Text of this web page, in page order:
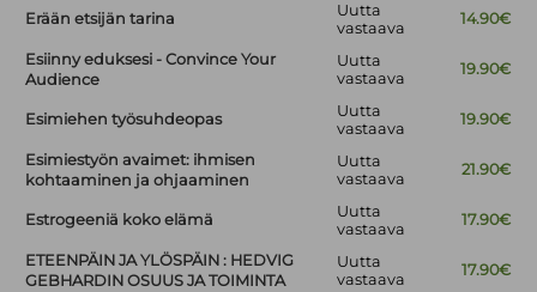
Erään etsijän tarina
Uutta
vastaava
14.90€
Esiinny eduksesi - Convince Your
Audience
Uutta
vastaava
19.90€
Esimiehen työsuhdeopas
Uutta
vastaava
19.90€
Esimiestyön avaimet: ihmisen
kohtaaminen ja ohjaaminen
Uutta
vastaava
21.90€
Estrogeeniä koko elämä
Uutta
vastaava
17.90€
ETEENPÄIN JA YLÖSPÄIN : HEDVIG
GEBHARDIN OSUUS JA TOIMINTA
Uutta
vastaava
17.90€